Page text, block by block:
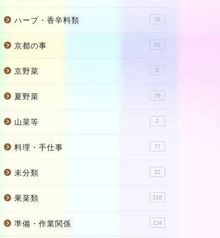
ハーブ・香辛料類 35
京都の事 61
京野菜 5
夏野菜 79
山菜等 2
料理・手仕事 77
未分類 22
果菜類 218
準備・作業関係 134